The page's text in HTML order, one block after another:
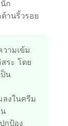
ก
านริ้วรอย
วามเข้ม
ระ โดย
น
ลงในครีม